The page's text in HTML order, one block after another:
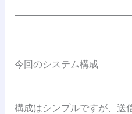
今回のシステム構成
構成はシンプルですが、送